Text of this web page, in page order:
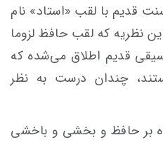
قدیم با لقب «استاد» نام
نظریه که لقب حافظ لزوما
قدیم اطلاق می‌شده که
چندان درست به نظر
بر حافظ و بخشی و باخشی